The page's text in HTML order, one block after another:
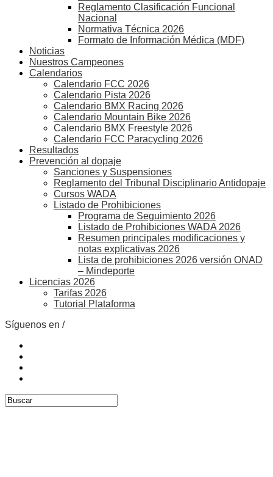
Reglamento Clasificación Funcional
Nacional
Normativa Técnica 2026
Formato de Información Médica (MDF)
Noticias
Nuestros Campeones
Calendarios
Calendario FCC 2026
Calendario Pista 2026
Calendario BMX Racing 2026
Calendario Mountain Bike 2026
Calendario BMX Freestyle 2026
Calendario FCC Paracycling 2026
Resultados
Prevención al dopaje
Sanciones y Suspensiones
Reglamento del Tribunal Disciplinario Antidopaje
Cursos WADA
Listado de Prohibiciones
Programa de Seguimiento 2026
Listado de Prohibiciones WADA 2026
Resumen principales modificaciones y
notas explicativas 2026
Lista de prohibiciones 2026 versión ONAD
– Mindeporte
Licencias 2026
Tarifas 2026
Tutorial Plataforma
Síguenos en /